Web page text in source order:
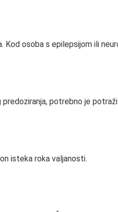
Kod osoba s epilepsijom ili
potrebno je
isteka roka valjanosti.